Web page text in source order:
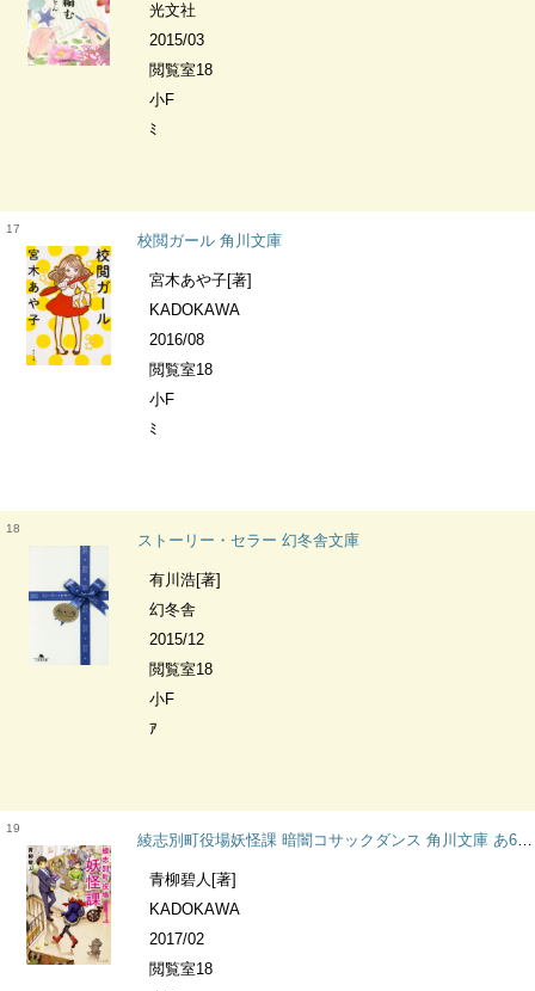
光文社
2015/03
閲覧室18
小F
ﾐ
17
校閲ガール 角川文庫
宮木あや子[著]
KADOKAWA
2016/08
閲覧室18
小F
ﾐ
18
ストーリー・セラー 幻冬舎文庫
有川浩[著]
幻冬舎
2015/12
閲覧室18
小F
ｱ
19
綾志別町役場妖怪課 暗闇コサックダンス 角川文庫 あ61-4
青柳碧人[著]
KADOKAWA
2017/02
閲覧室18